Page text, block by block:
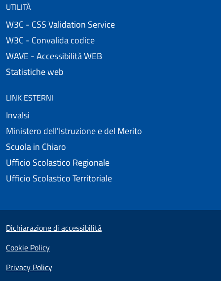
UTILITÀ
W3C - CSS Validation Service
W3C - Convalida codice
WAVE - Accessibilità WEB
Statistiche web
LINK ESTERNI
Invalsi
Ministero dell'Istruzione e del Merito
Scuola in Chiaro
Ufficio Scolastico Regionale
Ufficio Scolastico Territoriale
Small prints
Useful links section
Dichiarazione di accessibilità
Cookie Policy
Privacy Policy